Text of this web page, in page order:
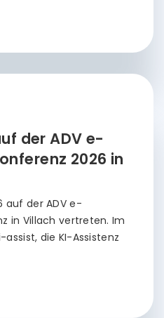
der ADV e-
2026 in
auf der ADV e-
in Villach vertreten. Im
assist, die KI-Assistenz